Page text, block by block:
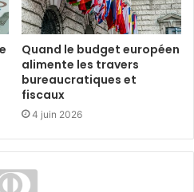
Quand le budget européen
alimente les travers
bureaucratiques et
fiscaux
4 juin 2026